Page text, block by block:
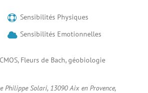
Sensibilités Physiques
Sensibilités Emotionnelles
Fleurs de Bach, géobiologie
Philippe Solari, 13090 Aix en Provence,